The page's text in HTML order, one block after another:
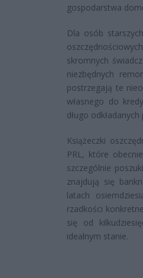
gospodarstwa
Dla osób
skromnych
niezbędnych
postrzegają te
własnego do
długo
Książeczki
PRL, które
szczególnie
znajdują się
latach
rzadkości
się od
idealnym stanie.